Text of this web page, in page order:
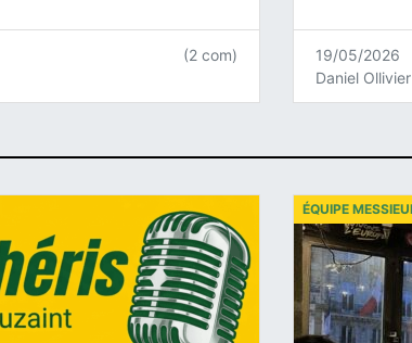
(2 com)
19/05/2026
Daniel Ollivier
ÉQUIPE